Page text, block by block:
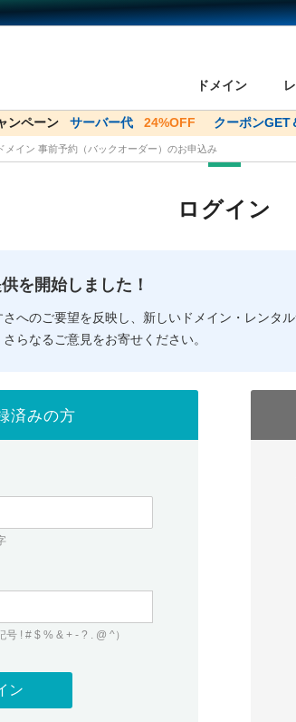
ドメイン
ン検索
ドメイ
ドメインの種類 WHOIS
ーバー
Domain ネットde診断
様割引
バリュ
ードメインをご利用希望の方 おすす
ードメインをご利用希望の方 おすす
ペーン サーバー代 24%OFF クーポンGET
メイン✕コアサーバーV2ビジネス応援キャンペー
メイン 事前予約（バックオーダー）のお申込み
ログイン
を開始しました！
へのご要望を反映し、新しいドメイン・レンタ
らなるご意見をお寄せください。
済みの方
! # $ % & + - ? . @ ^）